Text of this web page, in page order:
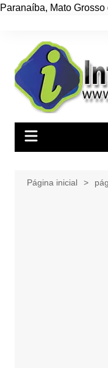
Paranaíba, Mato Grosso
conteúdo
Página inicial